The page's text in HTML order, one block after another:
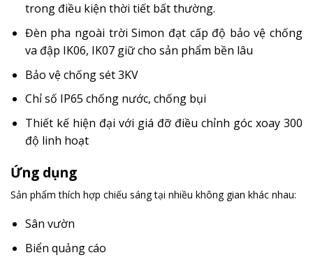
trong điều kiện thời tiết bất thường.
Đèn pha ngoài trời Simon đạt cấp độ bảo vệ chống
va đập IK06, IK07 giữ cho sản phẩm bền lâu
Bảo vệ chống sét 3KV
Chỉ số IP65 chống nước, chống bụi
Thiết kế hiện đại với giá đỡ điều chỉnh góc xoay 300
độ linh hoạt
Ứng dụng
Sản phẩm thích hợp chiếu sáng tại nhiều không gian khác nhau:
Sân vườn
Biển quảng cáo